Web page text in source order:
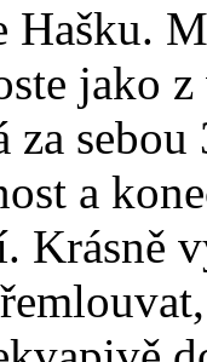
Hašku.
jako
za
a
Krásně